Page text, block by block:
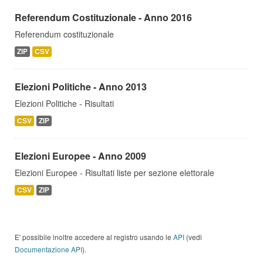
Referendum Costituzionale - Anno 2016
Referendum costituzionale
ZIP CSV
Elezioni Politiche - Anno 2013
Elezioni Politiche - Risultati
CSV ZIP
Elezioni Europee - Anno 2009
Elezioni Europee - Risultati liste per sezione elettorale
CSV ZIP
E' possibile inoltre accedere al registro usando le API (vedi
Documentazione API).